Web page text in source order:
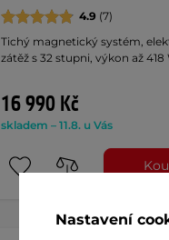
4.9 (7)
Tichý magnetický systém,
zátěž s 32 stupni, výkon až 418
16 990 Kč
skladem – 11.8. u Vás
Nastavení